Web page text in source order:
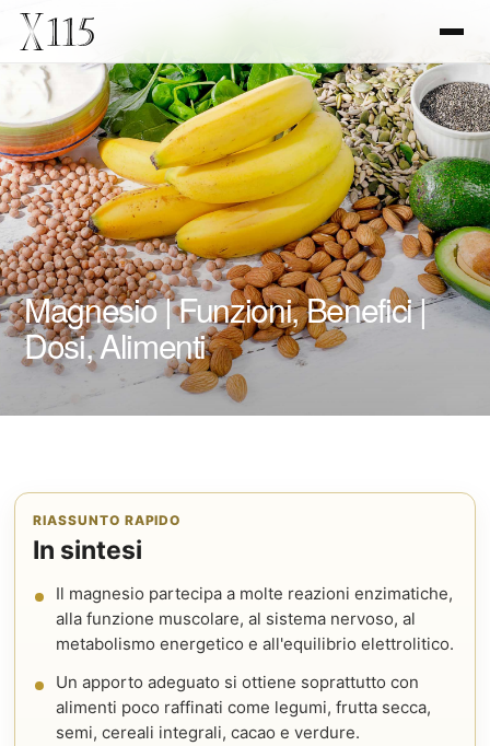
Magnesio | Funzioni, Benefici |
Dosi, Alimenti
RIASSUNTO RAPIDO
In sintesi
Il magnesio partecipa a molte reazioni enzimatiche,
alla funzione muscolare, al sistema nervoso, al
metabolismo energetico e all'equilibrio elettrolitico.
Un apporto adeguato si ottiene soprattutto con
alimenti poco raffinati come legumi, frutta secca,
semi, cereali integrali, cacao e verdure.